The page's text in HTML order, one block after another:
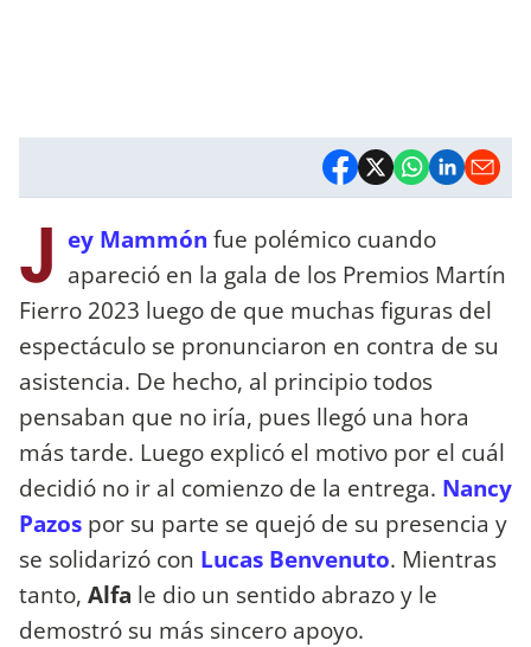
J ey Mammón fue polémico cuando
apareció en la gala de los Premios Martín
Fierro 2023 luego de que muchas figuras del
espectáculo se pronunciaron en contra de su
asistencia. De hecho, al principio todos
pensaban que no iría, pues llegó una hora
más tarde. Luego explicó el motivo por el cuál
decidió no ir al comienzo de la entrega. Nancy
Pazos por su parte se quejó de su presencia y
se solidarizó con Lucas Benvenuto. Mientras
tanto, Alfa le dio un sentido abrazo y le
demostró su más sincero apoyo.